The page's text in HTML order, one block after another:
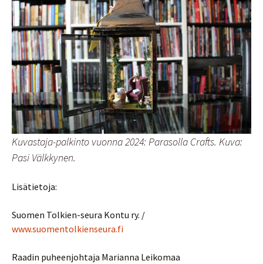
Kuvastaja-palkinto vuonna 2024: Parasolla Crafts. Kuva:
Pasi Välkkynen.
Lisätietoja:
Suomen Tolkien-seura Kontu ry. /
www.suomentolkienseura.fi
Raadin puheenjohtaja Marianna Leikomaa